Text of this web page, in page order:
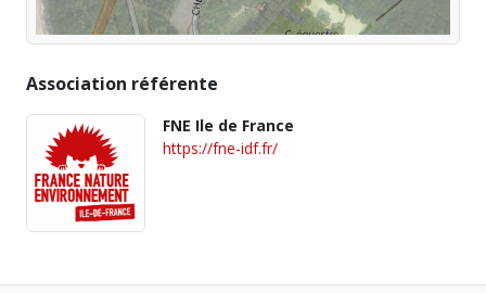
Association référente
FNE Ile de France
https://fne-idf.fr/